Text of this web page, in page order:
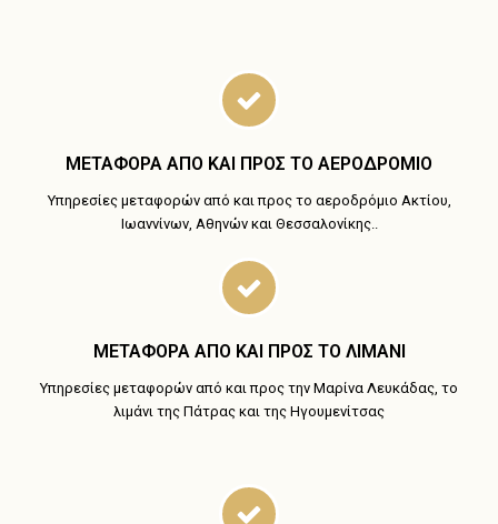
ΜΕΤΑΦΟΡΑ ΑΠΟ ΚΑΙ ΠΡΟΣ ΤΟ ΑΕΡΟΔΡΟΜΙΟ
Υπηρεσίες μεταφορών από και προς το αεροδρόμιο Ακτίου,
Ιωαννίνων, Αθηνών και Θεσσαλονίκης..
ΜΕΤΑΦΟΡΑ ΑΠΟ ΚΑΙ ΠΡΟΣ ΤΟ ΛΙΜΑΝΙ
Υπηρεσίες μεταφορών από και προς την Μαρίνα Λευκάδας, το
λιμάνι της Πάτρας και της Ηγουμενίτσας